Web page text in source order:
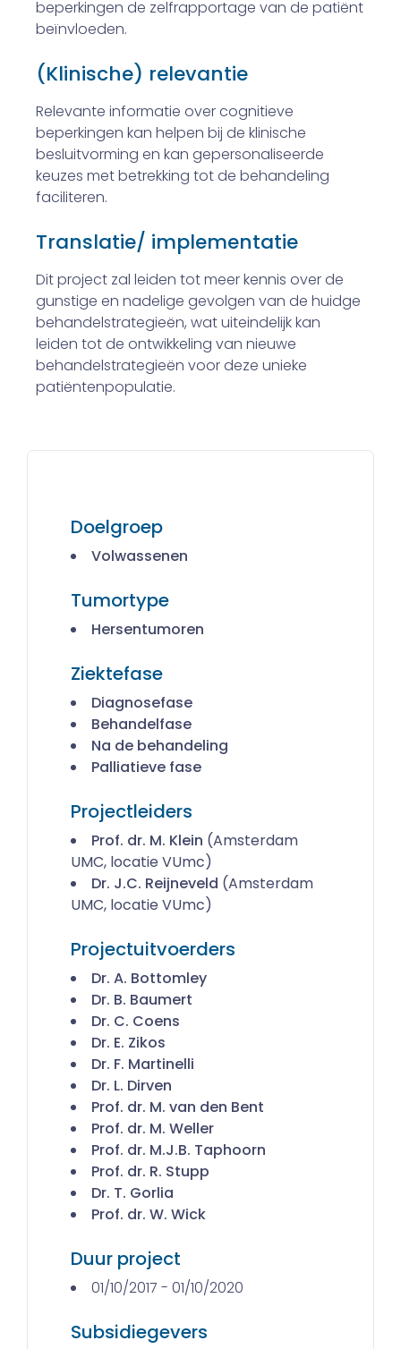
beperkingen de zelfrapportage van de patiënt
beïnvloeden.
(Klinische) relevantie
Relevante informatie over cognitieve
beperkingen kan helpen bij de klinische
besluitvorming en kan gepersonaliseerde
keuzes met betrekking tot de behandeling
faciliteren.
Translatie/ implementatie
Dit project zal leiden tot meer kennis over de
gunstige en nadelige gevolgen van de huidge
behandelstrategieën, wat uiteindelijk kan
leiden tot de ontwikkeling van nieuwe
behandelstrategieën voor deze unieke
patiëntenpopulatie.
Doelgroep
Volwassenen
Tumortype
Hersentumoren
Ziektefase
Diagnosefase
Behandelfase
Na de behandeling
Palliatieve fase
Projectleiders
Prof. dr. M. Klein (Amsterdam
UMC, locatie VUmc)
Dr. J.C. Reijneveld (Amsterdam
UMC, locatie VUmc)
Projectuitvoerders
Dr. A. Bottomley
Dr. B. Baumert
Dr. C. Coens
Dr. E. Zikos
Dr. F. Martinelli
Dr. L. Dirven
Prof. dr. M. van den Bent
Prof. dr. M. Weller
Prof. dr. M.J.B. Taphoorn
Prof. dr. R. Stupp
Dr. T. Gorlia
Prof. dr. W. Wick
Duur project
01/10/2017 - 01/10/2020
Subsidiegevers